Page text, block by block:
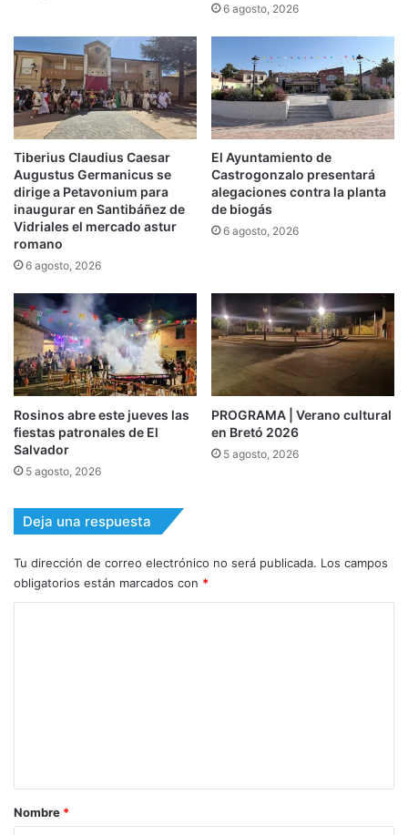
6 agosto, 2026
Tiberius Claudius Caesar
Augustus Germanicus se
dirige a Petavonium para
inaugurar en Santibáñez de
Vidriales el mercado astur
romano
6 agosto, 2026
El Ayuntamiento de
Castrogonzalo presentará
alegaciones contra la planta
de biogás
6 agosto, 2026
Rosinos abre este jueves las
fiestas patronales de El
Salvador
5 agosto, 2026
PROGRAMA | Verano cultural
en Bretó 2026
5 agosto, 2026
Deja una respuesta
Tu dirección de correo electrónico no será publicada. Los campos
obligatorios están marcados con *
rNombre *